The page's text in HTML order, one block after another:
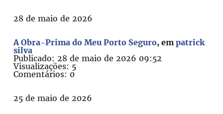
28 de maio de 2026
A Obra-Prima do Meu Porto Seguro, empatrick
silva
Publicado: 28 de maio de 2026 09:52
Visualizações: 5
Comentários: 0
25 de maio de 2026